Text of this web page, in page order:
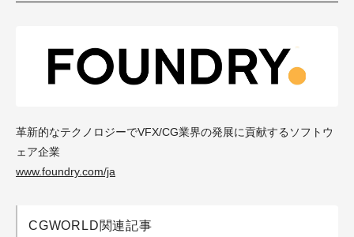
革新的なテクノロジーでVFX/CG業界の発展に貢献するソフトウ
ェア企業
www.foundry.com/ja
CGWORLD関連記事